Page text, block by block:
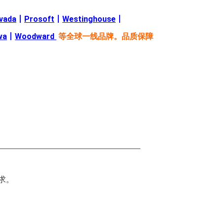
Prosoft Westinghouse
Woodward 等全球一线品牌。品质保障
。